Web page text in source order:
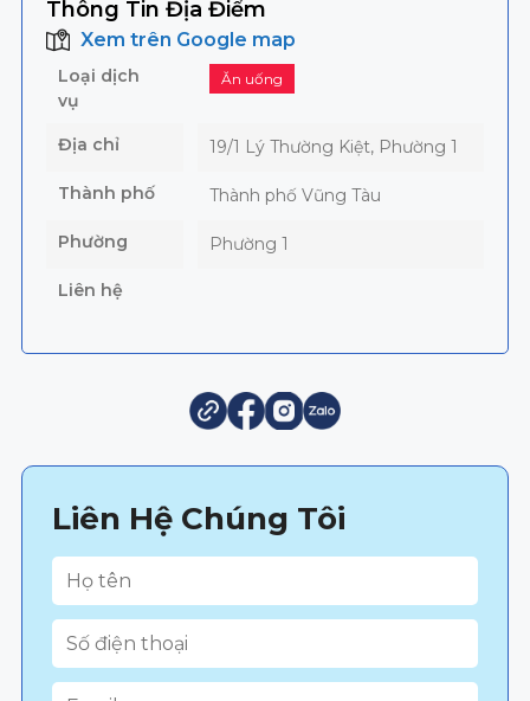
Thông Tin Địa Điểm
Xem trên Google map
Loại dịch
vụ
Ăn uống
Địa chỉ 19/1 Lý Thường Kiệt, Phường 1
Thành phố Thành phố Vũng Tàu
Phường Phường 1
Liên hệ
Liên Hệ Chúng Tôi